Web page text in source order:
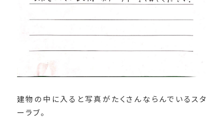
建物の中に入ると写真がたくさんならんでいるスタ
ーラブ。